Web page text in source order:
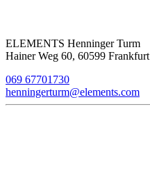
ELEMENTS Henninger Turm
Hainer Weg 60, 60599 Frankfurt
069 67701730
henningerturm@elements.com